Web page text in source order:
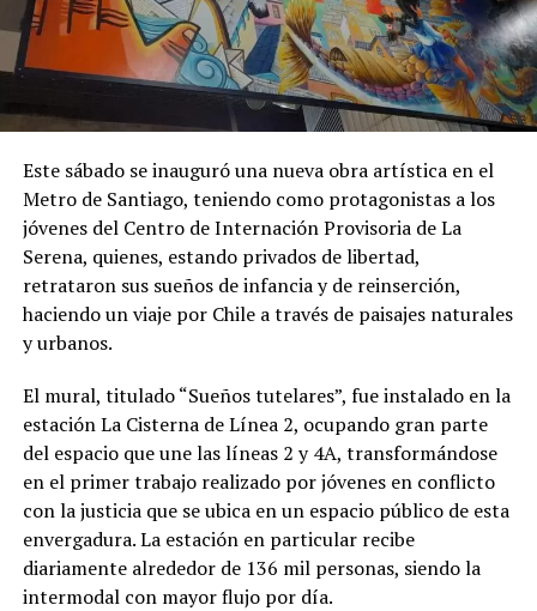
Este sábado se inauguró una nueva obra artística en el
Metro de Santiago, teniendo como protagonistas a los
jóvenes del Centro de Internación Provisoria de La
Serena, quienes, estando privados de libertad,
retrataron sus sueños de infancia y de reinserción,
haciendo un viaje por Chile a través de paisajes naturales
y urbanos.
El mural, titulado “Sueños tutelares”, fue instalado en la
estación La Cisterna de Línea 2, ocupando gran parte
del espacio que une las líneas 2 y 4A, transformándose
en el primer trabajo realizado por jóvenes en conflicto
con la justicia que se ubica en un espacio público de esta
envergadura. La estación en particular recibe
diariamente alrededor de 136 mil personas, siendo la
intermodal con mayor flujo por día.